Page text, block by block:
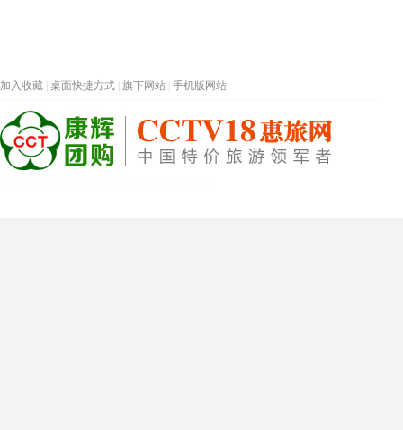
加入收藏 桌面快捷方式 旗下网站 手机版网站